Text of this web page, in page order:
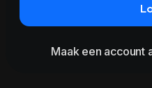
Maak een account